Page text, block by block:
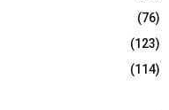
(76)
(123)
(114)